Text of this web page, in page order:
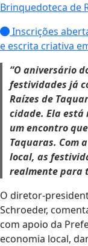
Brinquedoteca de
Inscrições
e escrita criativa
“O aniversário
festividades já
Raízes de
cidade. Ela está
um encontro
Taquaras. Com
local, as
realmente para
O diretor-
Schroeder,
com apoio da
economia local,